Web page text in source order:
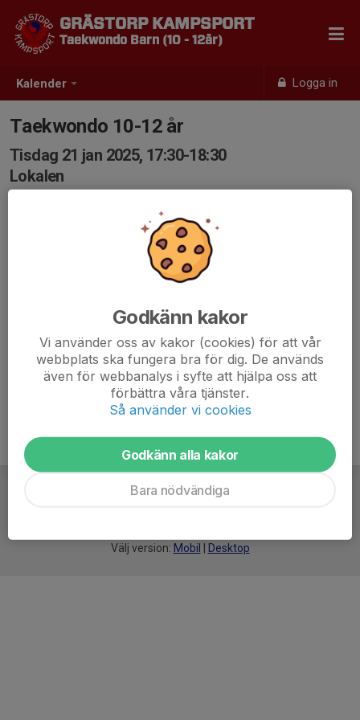
Kalender Logga in
GRÄSTORP KAMPSPORT
Taekwondo Barn (10 - 12år)
Taekwondo 10-12 år
Tisdag 21 jan 2025, 17:30-18:30
Lokalen
Välj version: Mobil Desktop
Godkänn kakor
Vi använder oss av kakor (cookies) för att vår
webbplats ska fungera bra för dig. De används
även för webbanalys i syfte att hjälpa oss att
förbättra våra tjänster.
Så använder vi cookies
Godkänn alla kakor
Bara nödvändiga